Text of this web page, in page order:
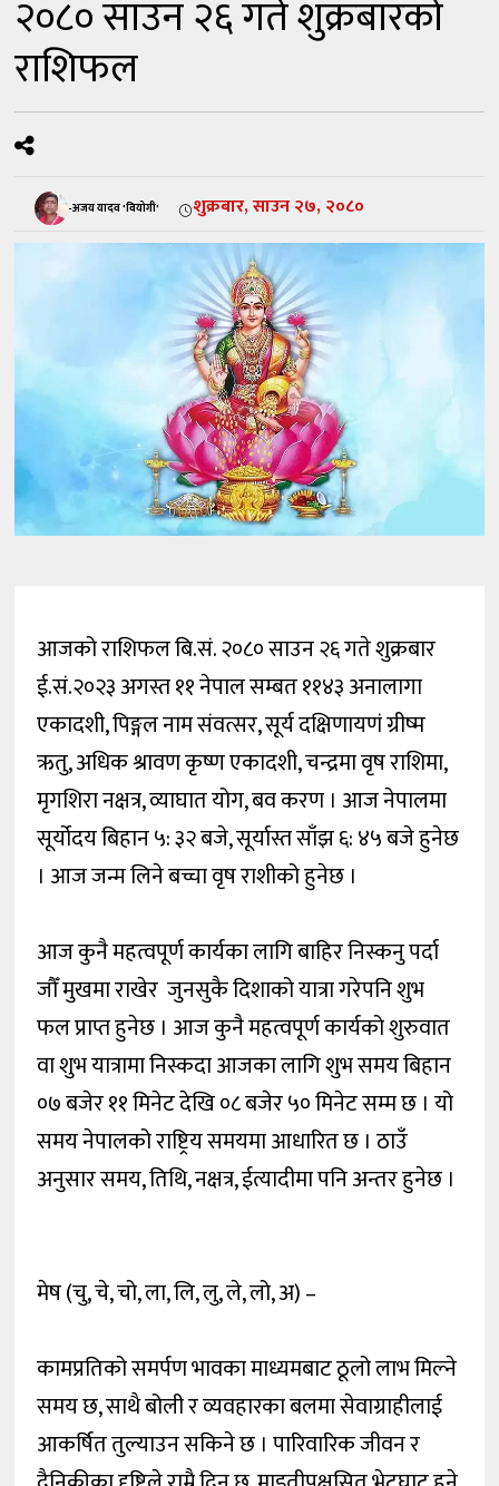
२०८० साउन २६ गते शुक्रबारको
राशिफल
-अजय यादव 'वियोगी' शुक्रबार, साउन २७, २०८०
आजको राशिफल बि.सं. २०८० साउन २६ गते शुक्रबार
ई.सं.२०२३ अगस्त ११ नेपाल सम्बत ११४३ अनालागा
एकादशी, पिङ्गल नाम संवत्सर, सूर्य दक्षिणायणं ग्रीष्म
ऋतु, अधिक श्रावण कृष्ण एकादशी, चन्द्रमा वृष राशिमा,
मृगशिरा नक्षत्र, व्याघात योग, बव करण । आज नेपालमा
सूर्योदय बिहान ५: ३२ बजे, सूर्यास्त साँझ ६: ४५ बजे हुनेछ
। आज जन्म लिने बच्चा वृष राशीको हुनेछ ।
आज कुनै महत्वपूर्ण कार्यका लागि बाहिर निस्कनु पर्दा
जौँ मुखमा राखेर जुनसुकै दिशाको यात्रा गरेपनि शुभ
फल प्राप्त हुनेछ । आज कुनै महत्वपूर्ण कार्यको शुरुवात
वा शुभ यात्रामा निस्कदा आजका लागि शुभ समय बिहान
०७ बजेर ११ मिनेट देखि ०८ बजेर ५० मिनेट सम्म छ । यो
समय नेपालको राष्ट्रिय समयमा आधारित छ । ठाउँ
अनुसार समय, तिथि, नक्षत्र, ईत्यादीमा पनि अन्तर हुनेछ ।
मेष (चु, चे, चो, ला, लि, लु, ले, लो, अ) –
कामप्रतिको समर्पण भावका माध्यमबाट ठूलो लाभ मिल्ने
समय छ, साथै बोली र व्यवहारका बलमा सेवाग्राहीलाई
आकर्षित तुल्याउन सकिने छ । पारिवारिक जीवन र